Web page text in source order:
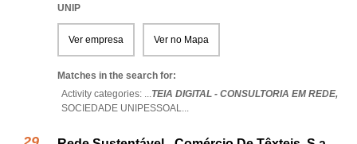
UNIP
Ver empresa Ver no Mapa
Matches in the search for:
Activity categories: ...TEIA DIGITAL - CONSULTORIA EM REDE,
SOCIEDADE UNIPESSOAL...